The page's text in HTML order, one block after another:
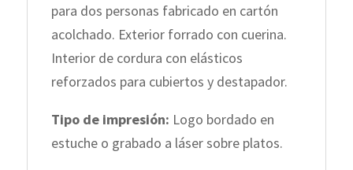
para dos personas fabricado en cartón
acolchado. Exterior forrado con cuerina.
Interior de cordura con elásticos
reforzados para cubiertos y destapador.
Tipo de impresión: Logo bordado en
estuche o grabado a láser sobre platos.